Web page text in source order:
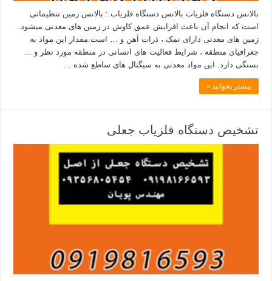
بالانس دستگاه فلزیاب بالانس دستگاه فلزیاب : بالانس زمین تنظیماتی
است که انجام آن باعث افزایش عمق کاوش در زمین های معدنی میشود.
زمین های معدنی دارای نمک ، ذرات آهن و … است.مقدار این مواد به
جغرافیای منطقه ، شرایط فعالیت های انسانی در منطقه مورد نظر و …
بستگی دارد. این مواد معدنی به سیگنال های ساطع شده …
بیشتر بخوانید »
تشخیص دستگاه فلزیاب جعلی